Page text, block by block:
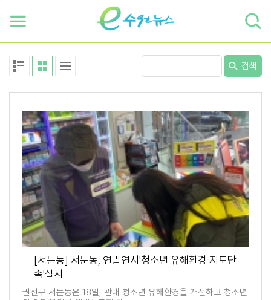
검색
[서둔동] 서둔동, 연말연시'청소년 유해환경 지도단
속'실시
권선구 서둔동은 18일, 관내 청소년 유해환경을 개선하고 청소년